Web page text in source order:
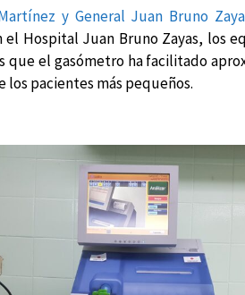
y General Juan Bruno
Hospital Juan Bruno Zayas, los
que el gasómetro ha facilitado
pacientes más pequeños.